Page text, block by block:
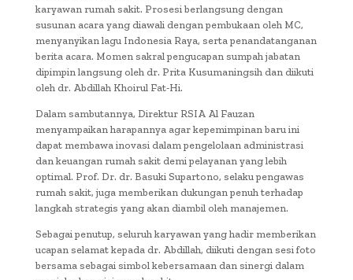
karyawan rumah sakit. Prosesi berlangsung dengan
susunan acara yang diawali dengan pembukaan oleh MC,
menyanyikan lagu Indonesia Raya, serta penandatanganan
berita acara. Momen sakral pengucapan sumpah jabatan
dipimpin langsung oleh dr. Prita Kusumaningsih dan diikuti
oleh dr. Abdillah Khoirul Fat-Hi.
Dalam sambutannya, Direktur RSIA Al Fauzan
menyampaikan harapannya agar kepemimpinan baru ini
dapat membawa inovasi dalam pengelolaan administrasi
dan keuangan rumah sakit demi pelayanan yang lebih
optimal. Prof. Dr. dr. Basuki Supartono, selaku pengawas
rumah sakit, juga memberikan dukungan penuh terhadap
langkah strategis yang akan diambil oleh manajemen.
Sebagai penutup, seluruh karyawan yang hadir memberikan
ucapan selamat kepada dr. Abdillah, diikuti dengan sesi foto
bersama sebagai simbol kebersamaan dan sinergi dalam